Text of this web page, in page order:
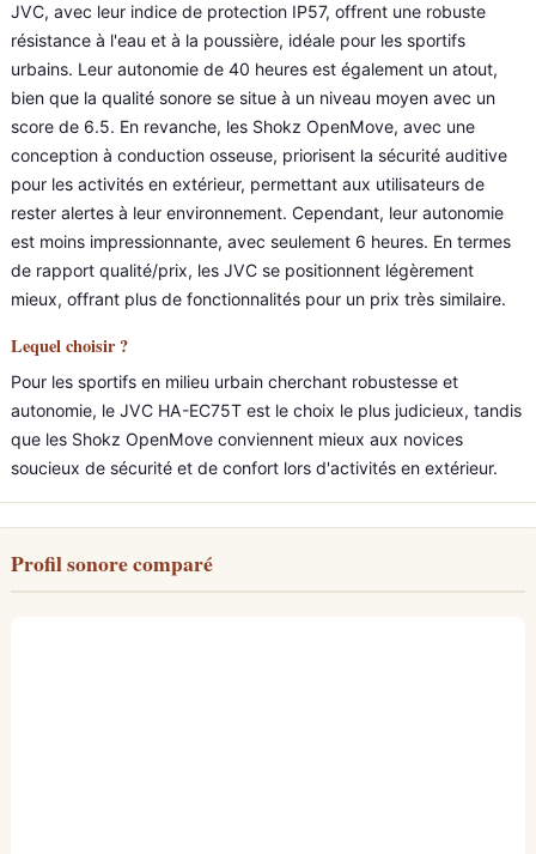
JVC, avec leur indice de protection IP57, offrent une robuste
résistance à l'eau et à la poussière, idéale pour les sportifs
urbains. Leur autonomie de 40 heures est également un atout,
bien que la qualité sonore se situe à un niveau moyen avec un
score de 6.5. En revanche, les Shokz OpenMove, avec une
conception à conduction osseuse, priorisent la sécurité auditive
pour les activités en extérieur, permettant aux utilisateurs de
rester alertes à leur environnement. Cependant, leur autonomie
est moins impressionnante, avec seulement 6 heures. En termes
de rapport qualité/prix, les JVC se positionnent légèrement
mieux, offrant plus de fonctionnalités pour un prix très similaire.
Lequel choisir ?
Pour les sportifs en milieu urbain cherchant robustesse et
autonomie, le JVC HA-EC75T est le choix le plus judicieux, tandis
que les Shokz OpenMove conviennent mieux aux novices
soucieux de sécurité et de confort lors d'activités en extérieur.
Profil sonore comparé